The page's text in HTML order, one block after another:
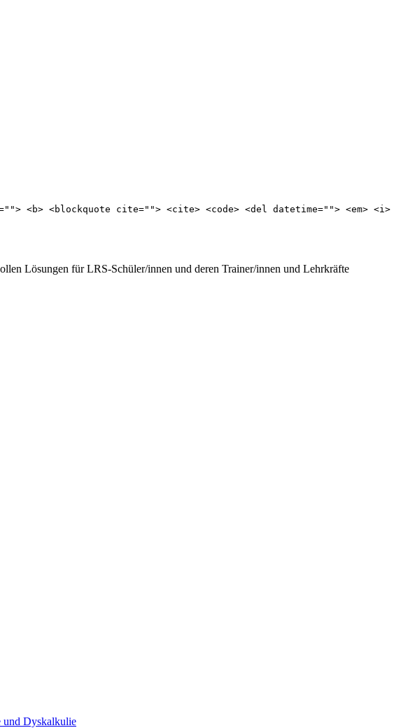
<blockquote cite=""> <cite> <code> <del datetime=""> <em> <i>
Lösungen für LRS-Schüler/innen und deren Trainer/innen und Lehrkräfte